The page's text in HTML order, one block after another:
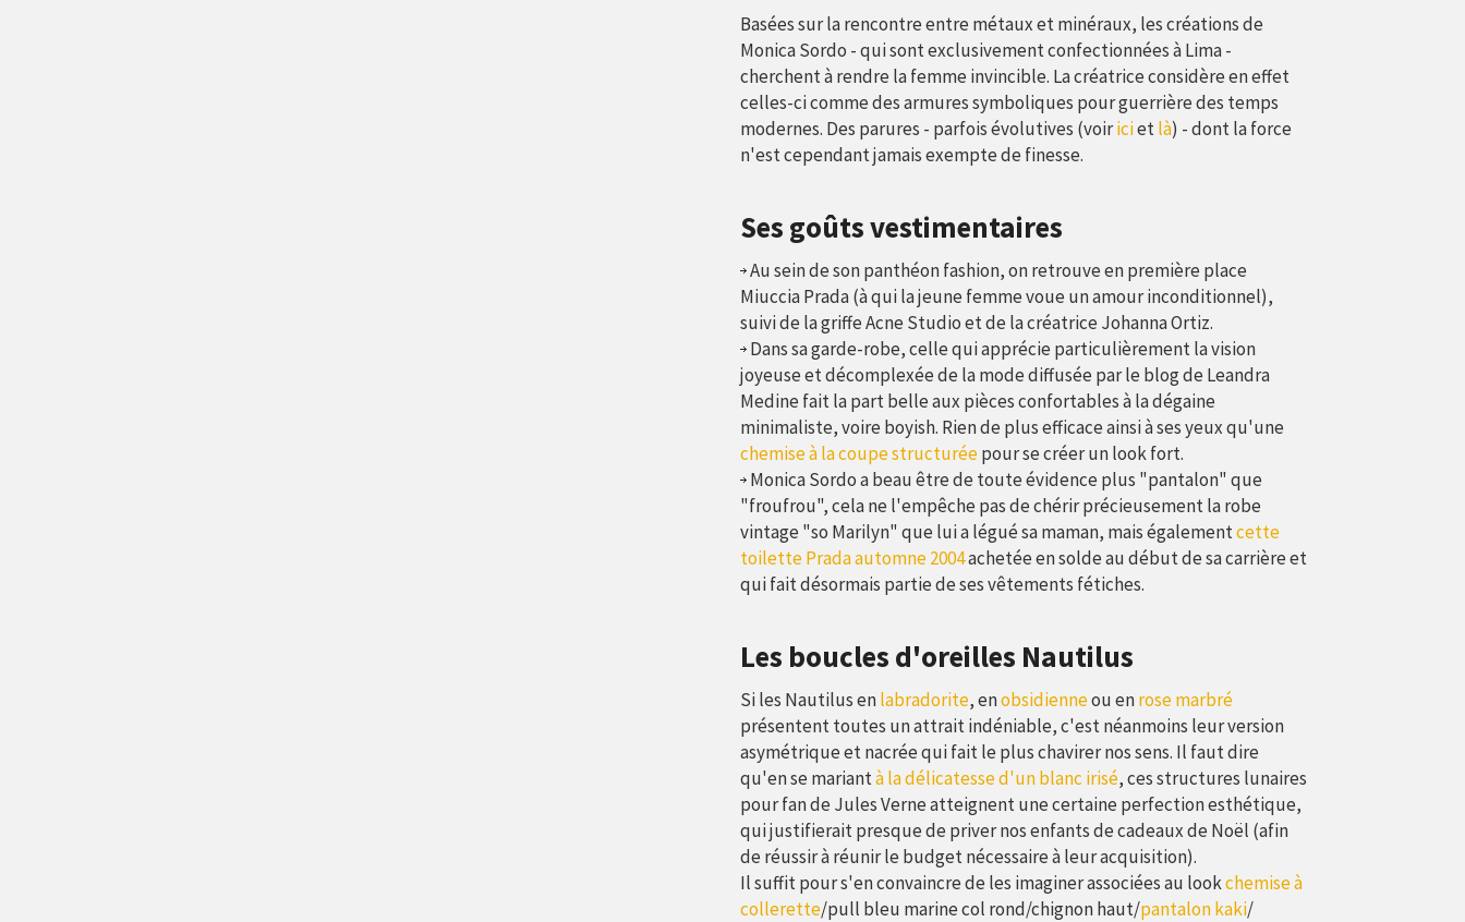
Basées sur la rencontre entre métaux et minéraux, les créations de
Monica Sordo - qui sont exclusivement confectionnées à Lima -
cherchent à rendre la femme invincible. La créatrice considère en effet
celles-ci comme des armures symboliques pour guerrière des temps
modernes. Des parures - parfois évolutives (voiricietlà) - dont la force
n'est cependant jamais exempte de finesse.
Ses goûts vestimentaires
Au sein de son panthéon fashion, on retrouve en première place
Miuccia Prada (à qui la jeune femme voue un amour inconditionnel),
suivi de la griffe Acne Studio et de la créatrice Johanna Ortiz.
Dans sa garde-robe, celle qui apprécie particulièrement la vision
joyeuse et décomplexée de la mode diffusée par le blog de Leandra
Medine fait la part belle aux pièces confortables à la dégaine
minimaliste, voire boyish. Rien de plus efficace ainsi à ses yeux qu'une
chemise à la coupe structuréepour se créer un look fort.
Monica Sordo a beau être de toute évidence plus "pantalon" que
"froufrou", cela ne l'empêche pas de chérir précieusement la robe
vintage "so Marilyn" que lui a légué sa maman, mais égalementcette
toilette Prada automne 2004achetée en solde au début de sa carrière et
qui fait désormais partie de ses vêtements fétiches.
Les boucles d'oreilles Nautilus
Si les Nautilus enlabradorite, enobsidienneou enrose marbré
présentent toutes un attrait indéniable, c'est néanmoins leur version
asymétrique et nacrée qui fait le plus chavirer nos sens. Il faut dire
qu'en se mariantà la délicatesse d'un blanc irisé, ces structures lunaires
pour fan de Jules Verne atteignent une certaine perfection esthétique,
qui justifierait presque de priver nos enfants de cadeaux de Noël (afin
de réussir à réunir le budget nécessaire à leur acquisition).
Il suffit pour s'en convaincre de les imaginer associées au lookchemise à
collerette/pull bleu marine col rond/chignon haut/pantalon kaki/